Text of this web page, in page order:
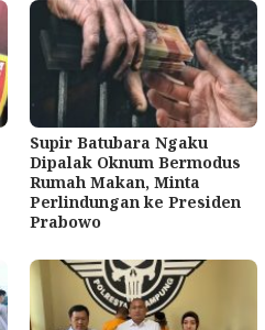
Supir Batubara Ngaku
Dipalak Oknum Bermodus
Rumah Makan, Minta
Perlindungan ke Presiden
Prabowo